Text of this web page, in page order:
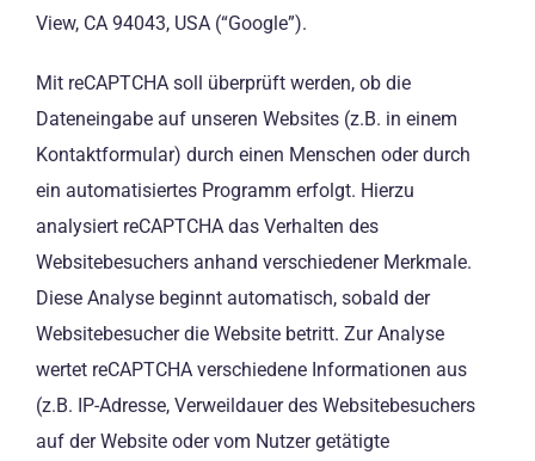
View, CA 94043, USA (“Google”).
Mit reCAPTCHA soll überprüft werden, ob die
Dateneingabe auf unseren Websites (z.B. in einem
Kontaktformular) durch einen Menschen oder durch
ein automatisiertes Programm erfolgt. Hierzu
analysiert reCAPTCHA das Verhalten des
Websitebesuchers anhand verschiedener Merkmale.
Diese Analyse beginnt automatisch, sobald der
Websitebesucher die Website betritt. Zur Analyse
wertet reCAPTCHA verschiedene Informationen aus
(z.B. IP-Adresse, Verweildauer des Websitebesuchers
auf der Website oder vom Nutzer getätigte